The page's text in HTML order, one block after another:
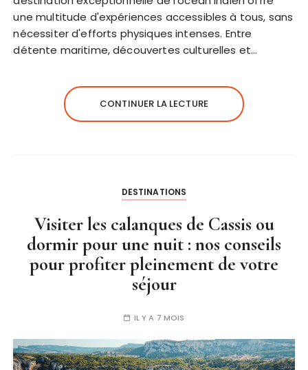
une multitude d'expériences accessibles à tous, sans
nécessiter d'efforts physiques intenses. Entre
détente maritime, découvertes culturelles et…
CONTINUER LA LECTURE
DESTINATIONS
Visiter les calanques de Cassis ou
dormir pour une nuit : nos conseils
pour profiter pleinement de votre
séjour
IL Y A 7 MOIS